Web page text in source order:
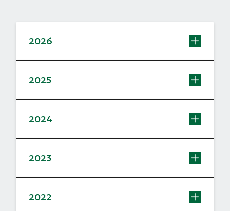
2026
2025
2024
2023
2022